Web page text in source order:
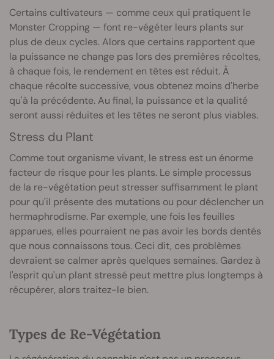
Certains cultivateurs — comme ceux qui pratiquent le
Monster Cropping — font re-végéter leurs plants sur
plus de deux cycles. Alors que certains rapportent que
la puissance ne change pas lors des premières récoltes,
à chaque fois, le rendement en têtes est réduit. À
chaque récolte successive, vous obtenez moins d'herbe
qu'à la précédente. Au final, la puissance et la qualité
seront aussi réduites et les têtes ne seront plus viables.
Stress du Plant
Comme tout organisme vivant, le stress est un énorme
facteur de risque pour les plants. Le simple processus
de la re-végétation peut stresser suffisamment le plant
pour qu'il présente des mutations ou pour déclencher un
hermaphrodisme. Par exemple, une fois les feuilles
apparues, elles pourraient ne pas avoir les bords dentés
que nous connaissons tous. Ceci dit, ces problèmes
devraient se calmer après quelques semaines. Gardez à
l'esprit qu'un plant stressé peut mettre plus longtemps à
récupérer, alors traitez-le bien.
Types de Re-Végétation